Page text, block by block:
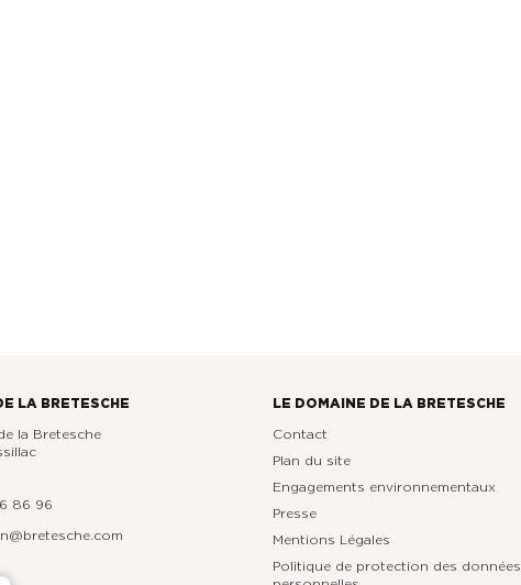
LA BRETESCHE
la Bretesche
86 96
LE DOMAINE DE LA BRETESCHE
Contact
Plan du site
Engagements environnementaux
Presse
Mentions Légales
Politique de protection des données